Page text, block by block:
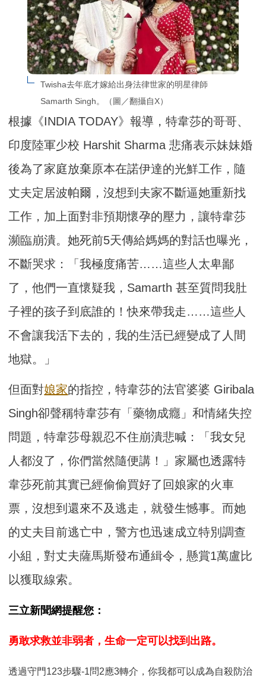
Twisha去年底才嫁給出身法律世家的明星律師
Samarth Singh。（圖／翻攝自X）
根據《INDIA TODAY》報導，特韋莎的哥哥、
印度陸軍少校 Harshit Sharma 悲痛表示妹妹婚
後為了家庭放棄原本在諾伊達的光鮮工作，隨
丈夫定居波帕爾，沒想到夫家不斷逼她重新找
工作，加上面對非預期懷孕的壓力，讓特韋莎
瀕臨崩潰。她死前5天傳給媽媽的對話也曝光，
不斷哭求：「我極度痛苦……這些人太卑鄙
了，他們一直懷疑我，Samarth 甚至質問我肚
子裡的孩子到底誰的！快來帶我走……這些人
不會讓我活下去的，我的生活已經變成了人間
地獄。」
但面對娘家的指控，特韋莎的法官婆婆 Giribala
Singh卻聲稱特韋莎有「藥物成癮」和情緒失控
問題，特韋莎母親忍不住崩潰悲喊：「我女兒
人都沒了，你們當然隨便講！」家屬也透露特
韋莎死前其實已經偷偷買好了回娘家的火車
票，沒想到還來不及逃走，就發生憾事。而她
的丈夫目前逃亡中，警方也迅速成立特別調查
小組，對丈夫薩馬斯發布通緝令，懸賞1萬盧比
以獲取線索。
三立新聞網提醒您：
勇敢求救並非弱者，生命一定可以找到出路。
透過守門123步驟-1問2應3轉介，你我都可以成為自殺防治